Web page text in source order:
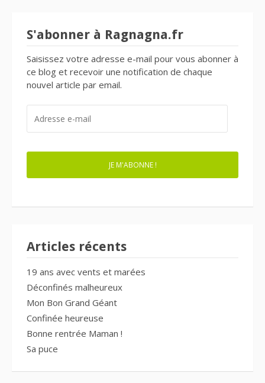
S'abonner à Ragnagna.fr
Saisissez votre adresse e-mail pour vous abonner à
ce blog et recevoir une notification de chaque
nouvel article par email.
MAIL
JE M'ABONNE !
Articles récents
19 ans avec vents et marées
Déconfinés malheureux
Mon Bon Grand Géant
Confinée heureuse
Bonne rentrée Maman !
Sa puce